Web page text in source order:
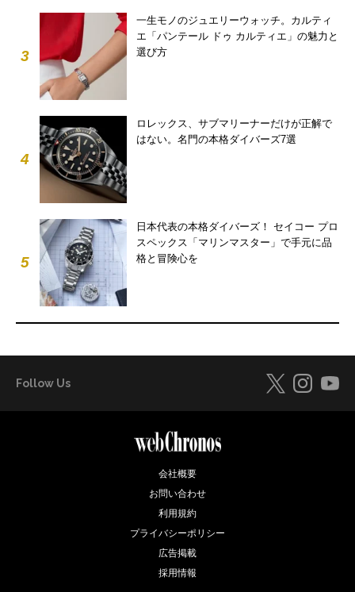
3
一生モノのジュエリーウォッチ。カルティ
エ「パンテール ドゥ カルティエ」の魅力と
選び方
4
ロレックス、サブマリーナーだけが正解で
はない。名門の本格ダイバーズ7選
5
日本代表の本格ダイバーズ！ セイコー プロ
スペックス「マリンマスター」で手元に品
格と冒険心を
Follow Us
会社概要
お問い合わせ
利用規約
プライバシーポリシー
広告掲載
採用情報